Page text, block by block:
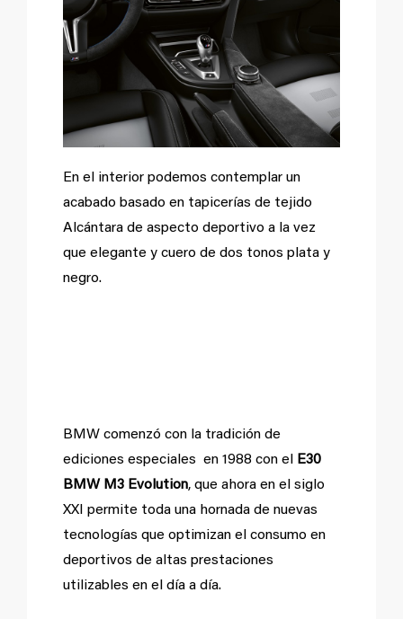
En el interior podemos contemplar un
acabado basado en tapicerías de tejido
Alcántara de aspecto deportivo a la vez
que elegante y cuero de dos tonos plata y
negro.
BMW comenzó con la tradición de
ediciones especiales en 1988 con el
E30
BMW M3 Evolution, que ahora en el siglo
XXI permite toda una hornada de nuevas
tecnologías que optimizan el consumo en
deportivos de altas prestaciones
utilizables en el día a día.